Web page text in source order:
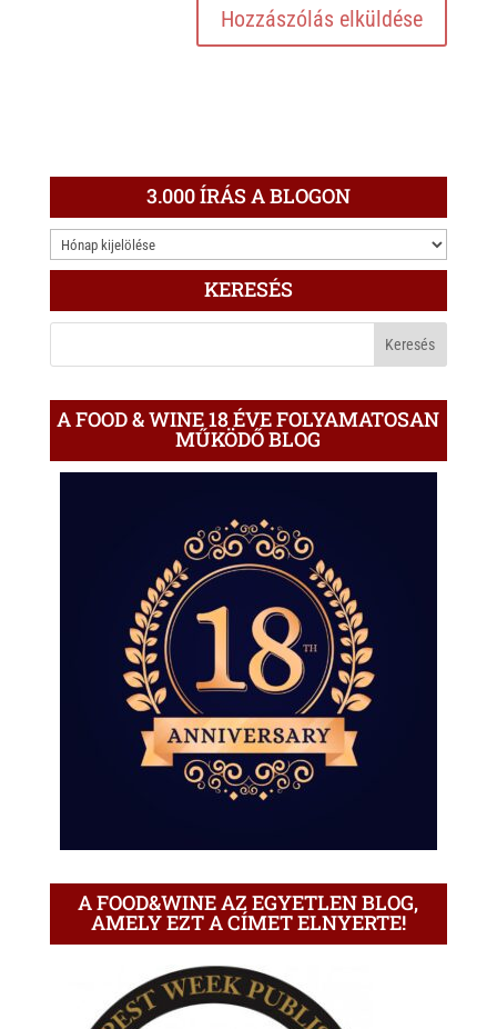
3.000 ÍRÁS A BLOGON
3.000
ÍRÁS
KERESÉS
A FOOD & WINE 18 ÉVE FOLYAMATOSAN
MŰKÖDŐ BLOG
A FOOD&WINE AZ EGYETLEN BLOG,
AMELY EZT A CÍMET ELNYERTE!